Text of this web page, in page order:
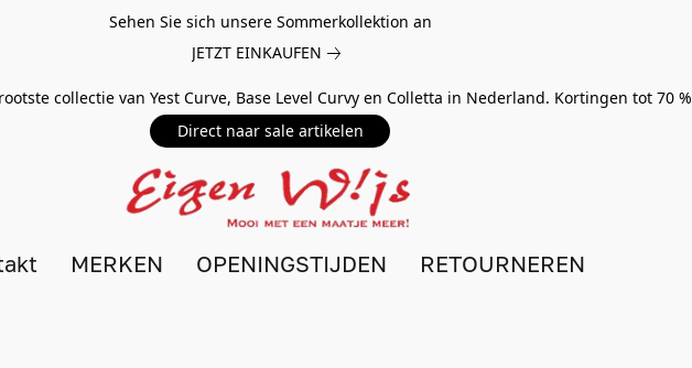
Sehen Sie sich unsere Sommerkollektion an
JETZT EINKAUFEN
collectie van Yest Curve, Base Level Curvy en Colletta in Nederland. Kortingen tot 70 %
Direct naar sale artikelen
MERKEN OPENINGSTIJDEN RETOURNEREN